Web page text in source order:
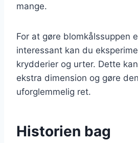
mange.
For at gøre blomkålssuppen
interessant kan du
krydderier og urter. Dette
ekstra dimension og gøre
uforglemmelig ret.
Historien bag